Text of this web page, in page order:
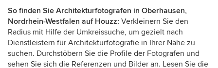
So finden Sie Architekturfotografen in Oberhausen,
Nordrhein-Westfalen auf Houzz: Verkleinern Sie den
Radius mit Hilfe der Umkreissuche, um gezielt nach
Dienstleistern für Architekturfotografie in Ihrer Nähe zu
suchen. Durchstöbern Sie die Profile der Fotografen und
sehen Sie sich die Referenzen und Bilder an. Lesen Sie die